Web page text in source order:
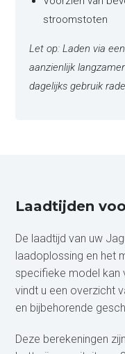
stroomstoten
Let op: Laden via
aanzienlijk
dagelijks gebruik
Laadtijden
De laadtijd van uw
laadoplossing en het
specifieke model kan
vindt u een overzicht
en bijbehorende
Deze berekeningen